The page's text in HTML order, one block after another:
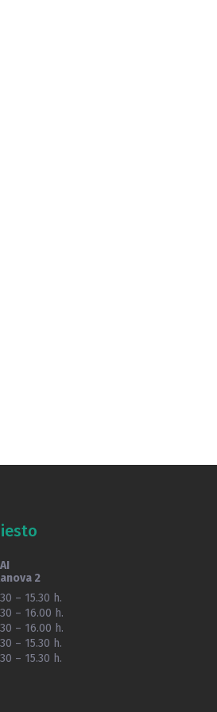
2
– 15.30 h.
– 16.00 h.
– 16.00 h.
– 15.30 h.
– 15.30 h.